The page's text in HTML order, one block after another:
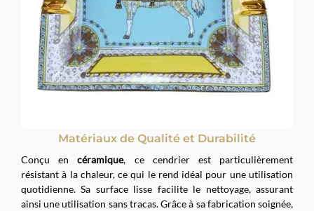
Matériaux de Qualité et Durabilité
Conçu encéramique, ce cendrier est particulièrement
résistant à la chaleur, ce qui le rend idéal pour une utilisation
quotidienne. Sa surface lisse facilite le nettoyage, assurant
ainsi une utilisation sans tracas. Grâce à sa fabrication soignée,